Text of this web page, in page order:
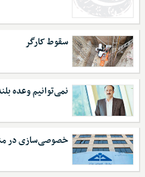
سقوط کارگر
نمی‌توانیم وعده
خصوصی‌سازی در